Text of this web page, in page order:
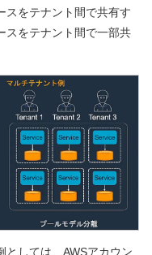
スをテナント間で共有す
スをテナント間で一部共
としては、AWSアカウン